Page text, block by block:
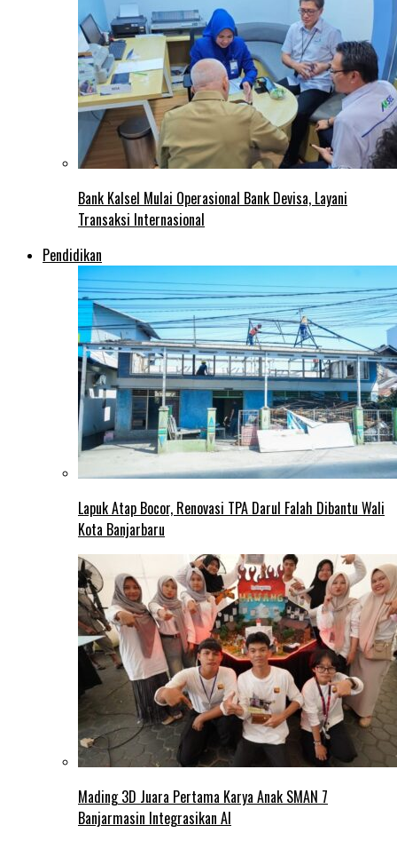
Bank Kalsel Mulai Operasional Bank Devisa, Layani
Transaksi Internasional
Pendidikan
Lapuk Atap Bocor, Renovasi TPA Darul Falah Dibantu Wali
Kota Banjarbaru
Mading 3D Juara Pertama Karya Anak SMAN 7
Banjarmasin Integrasikan AI